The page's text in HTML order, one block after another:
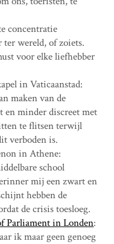
concentratie
ter wereld, of zoiets.
voor elke liefhebber
in Vaticaanstad:
maken van de
en minder discreet met
te flitsen terwijl
verboden is.
in Athene:
school
mij een zwart en
hebben de
de crisis toesloeg.
Parliament in Londen:
ik maar geen genoeg